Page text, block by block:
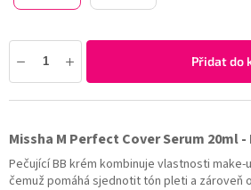
Přidat do
Missha M Perfect Cover Serum 20ml -
Pečující BB krém kombinuje vlastnosti
čemuž pomáhá sjednotit tón pleti a zároveň